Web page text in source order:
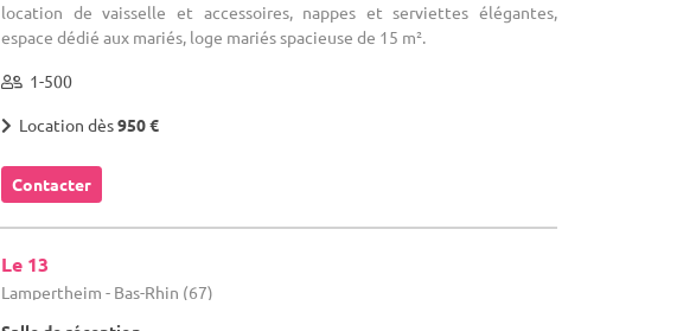
location de vaisselle et accessoires, nappes et serviettes élégantes,
espace dédié aux mariés, loge mariés spacieuse de 15 m².
1-500
Location dès950 €
Contacter
Le 13
Lampertheim - Bas-Rhin (67)